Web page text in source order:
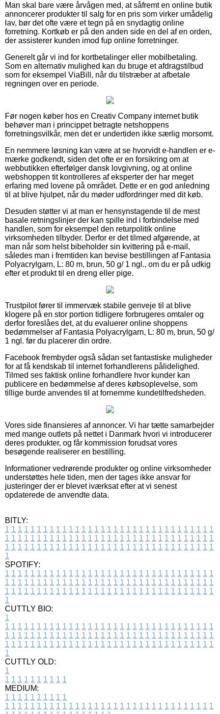
Man skal bare være årvågen med, at såfremt en online butik
annoncerer produkter til salg for en pris som virker umådelig
lav, bør det ofte være et tegn på en snydagtig online
forretning. Kortkøb er på den anden side en del af en orden,
der assisterer kunden imod fup online forretninger.
Generelt går vi ind for kortbetalinger eller mobilbetaling.
Som en alternativ mulighed kan du bruge et afdragstilbud
som for eksempel ViaBill, når du tilstræber at afbetale
regningen over en periode.
Før nogen køber hos en Creativ Company internet butik
behøver man i princippet betragte netshoppens
forretningsvilkår, men det er undertiden ikke særlig morsomt.
En nemmere løsning kan være at se hvorvidt e-handlen er e-
mærke godkendt, siden det ofte er en forsikring om at
webbutikken efterfølger dansk lovgivning, og at online
webshoppen tit kontrolleres af eksperter der har meget
erfaring med lovene på området. Dette er en god anledning
til at blive hjulpet, når du møder udfordringer med dit køb.
Desuden støtter vi at man er hensynstagende til de mest
basale retningslinjer der kan spille ind i forbindelse med
handlen, som for eksempel den returpolitik online
virksomheden tilbyder. Derfor er det tilmed afgørende, at
man når som helst bibeholder sin kvittering på e-mail,
således man i fremtiden kan bevise bestillingen af Fantasia
Polyacrylgarn, L: 80 m, brun, 50 g/ 1 ngl., om du er på udkig
efter et produkt til en dreng eller pige.
Trustpilot fører til immervæk stabile genveje til at blive
klogere på en stor portion tidligere forbrugeres omtaler og
derfor foreslåes det, at du evaluerer online shoppens
bedømmelser af Fantasia Polyacrylgarn, L: 80 m, brun, 50 g/
1 ngl. før du placerer din ordre.
Facebook frembyder også sådan set fantastiske muligheder
for at få kendskab til internet forhandlerens pålidelighed.
Tilmed ses faktisk online forhandlere hvor kunder kan
publicere en bedømmelse af deres købsoplevelse, som
tillige burde anvendes til at fornemme kundetilfredsheden.
Vores side finansieres af annoncer. Vi har tætte samarbejder
med mange outlets på nettet i Danmark hvori vi introducerer
deres produkter, og får kommission forudsat vores
besøgende realiserer en bestilling.
Informationer vedrørende produkter og online virksomheder
understøttes hele tiden, men der tages ikke ansvar for
justeringer der er blevet iværksat efter at vi senest
opdaterede de anvendte data.
BITLY:
1 1 1 1 1 1 1 1 1 1 1 1 1 1 1 1 1 1 1 1 1 1 1 1 1 1 1 1 1 1 1 1 1
1 1 1 1 1 1 1 1 1 1 1 1 1 1 1 1 1 1 1 1 1 1 1 1 1 1 1 1 1 1 1 1 1
1 1 1 1 1 1 1 1 1 1 1 1 1 1 1 1 1 1 1 1 1 1 1 1 1 1 1 1 1 1 1 1 1
1
SPOTIFY:
1 1 1 1 1 1 1 1 1 1 1 1 1 1 1 1 1 1 1 1 1 1 1 1 1 1 1 1 1 1 1 1 1
1 1 1 1 1 1 1 1 1 1 1 1 1 1 1 1 1 1 1 1 1 1 1 1 1 1 1 1 1 1 1 1 1
1 1 1 1 1 1 1 1 1 1 1 1 1 1 1 1 1 1 1 1 1 1 1 1 1 1 1 1 1 1 1 1 1
1
CUTTLY BIO:
1
1 1 1 1 1 1 1 1 1 1 1 1 1 1 1 1 1 1 1 1 1 1 1 1 1 1 1 1 1 1 1 1 1
1 1 1 1 1 1 1 1 1 1 1 1 1 1 1 1 1 1 1 1 1 1 1 1 1 1 1 1 1 1 1 1 1
1 1 1 1 1 1 1 1 1 1 1 1 1 1 1 1 1 1 1 1 1 1 1 1 1 1 1 1 1 1 1 1 1
1
CUTTLY OLD:
1
1 1 1 1 1 1 1 1 1 1
MEDIUM:
1 1 1 1 1 1 1 1 1 1
1 1 1 1 1 1 1 1 1 1 1 1 1 1 1 1 1 1 1 1 1 1 1 1 1 1 1 1 1 1 1 1 1